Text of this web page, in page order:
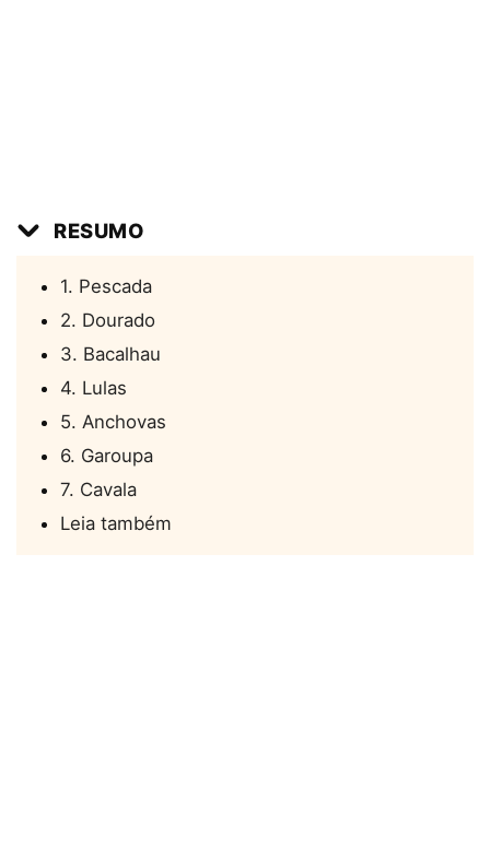
RESUMO
1. Pescada
2. Dourado
3. Bacalhau
4. Lulas
5. Anchovas
6. Garoupa
7. Cavala
Leia também